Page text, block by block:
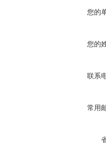
您的
您的
联系
常用